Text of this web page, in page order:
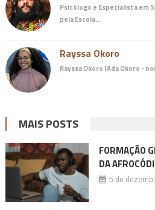
Psicólogo e Especialista em
pela Escola…
Rayssa Okoro
Rayssa Okoro (Ada Okoro -
MAIS POSTS
FORMAÇÃO
DA
5 de